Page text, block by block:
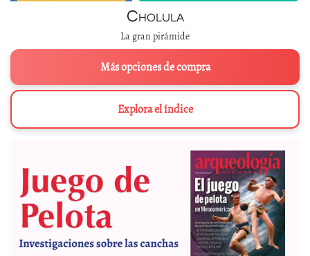
Cholula
La gran pirámide
Más opciones de compra
Explora el índice